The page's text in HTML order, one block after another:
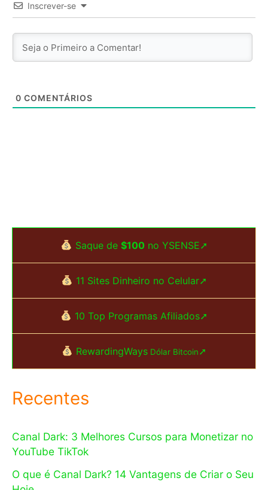
Inscrever-se
0 COMENTÁRIOS
Saque de $100no YSENSE➚
11 Sites Dinheiro no Celular➚
10 Top Programas Afiliados➚
RewardingWays Dólar Bitcoin➚
Recentes
Canal Dark: 3 Melhores Cursos para Monetizar no
YouTube TikTok
O que é Canal Dark? 14 Vantagens de Criar o Seu